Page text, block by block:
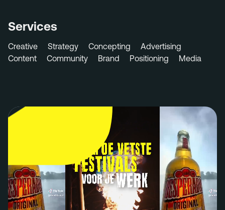
Services
Creative Strategy Concepting
Advertising
Content
Community Brand Positioning Media